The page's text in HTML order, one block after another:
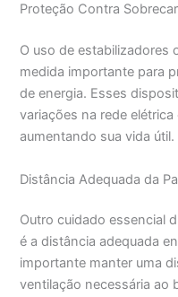
Proteção Contra
O uso de estabilizadores
medida importante para
de energia. Esses
variações na rede
aumentando sua vida útil.
Distância Adequada da
Outro cuidado essencial
é a distância adequada
importante manter uma
ventilação necessária ao